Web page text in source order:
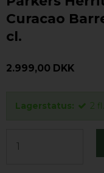
Curacao
cl.
2.999,00 DKK
Lagerstatus: 2 fl.